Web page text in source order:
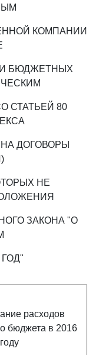
КОМПАНИИ
БЮДЖЕТНЫХ
СТАТЬЕЙ 80
ДОГОВОРЫ
НЕ
ЗАКОНА "О
расходов
бюджета в 2016
году